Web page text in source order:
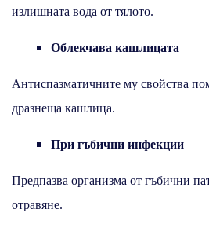
излишната вода от тялото.
Облекчава кашлицата
Антиспазматичните му свойства
дразнеща кашлица.
При гъбични инфекции
Предпазва организма от гъбични
отравяне.